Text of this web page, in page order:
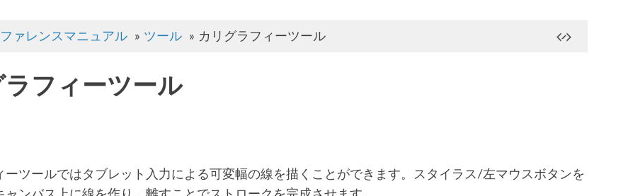
ァレンスマニュアル » ツール » カリグラフィーツール
ラフィーツール
ーツールではタブレット入力による可変幅の線を描くことができます。スタイラス/左マウスボタンを